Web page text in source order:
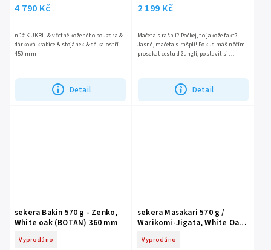
4 790 Kč
Detail
nůž KUKRI & včetně koženého pouzdra &
dárková krabice & stojánek & délka ostří
450 mm
2 199 Kč
Detail
Mačeta s rašplí? Počkej, to jakože fakt?
Jasně, mačeta s rašplí! Pokud máš něčím
prosekat cestu džunglí, postavit si
sekera Bakin 570 g - Zenko,
White oak (BOTAN) 360 mm
Vyprodáno
sekera Masakari 570 g /
Warikomi-Jigata, White Oak
Vyprodáno